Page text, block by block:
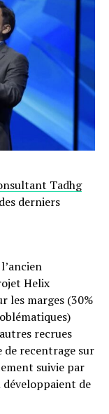
Tadhg
derniers
Helix
les marges (30%
recrues
de recentrage sur
suivie par
de